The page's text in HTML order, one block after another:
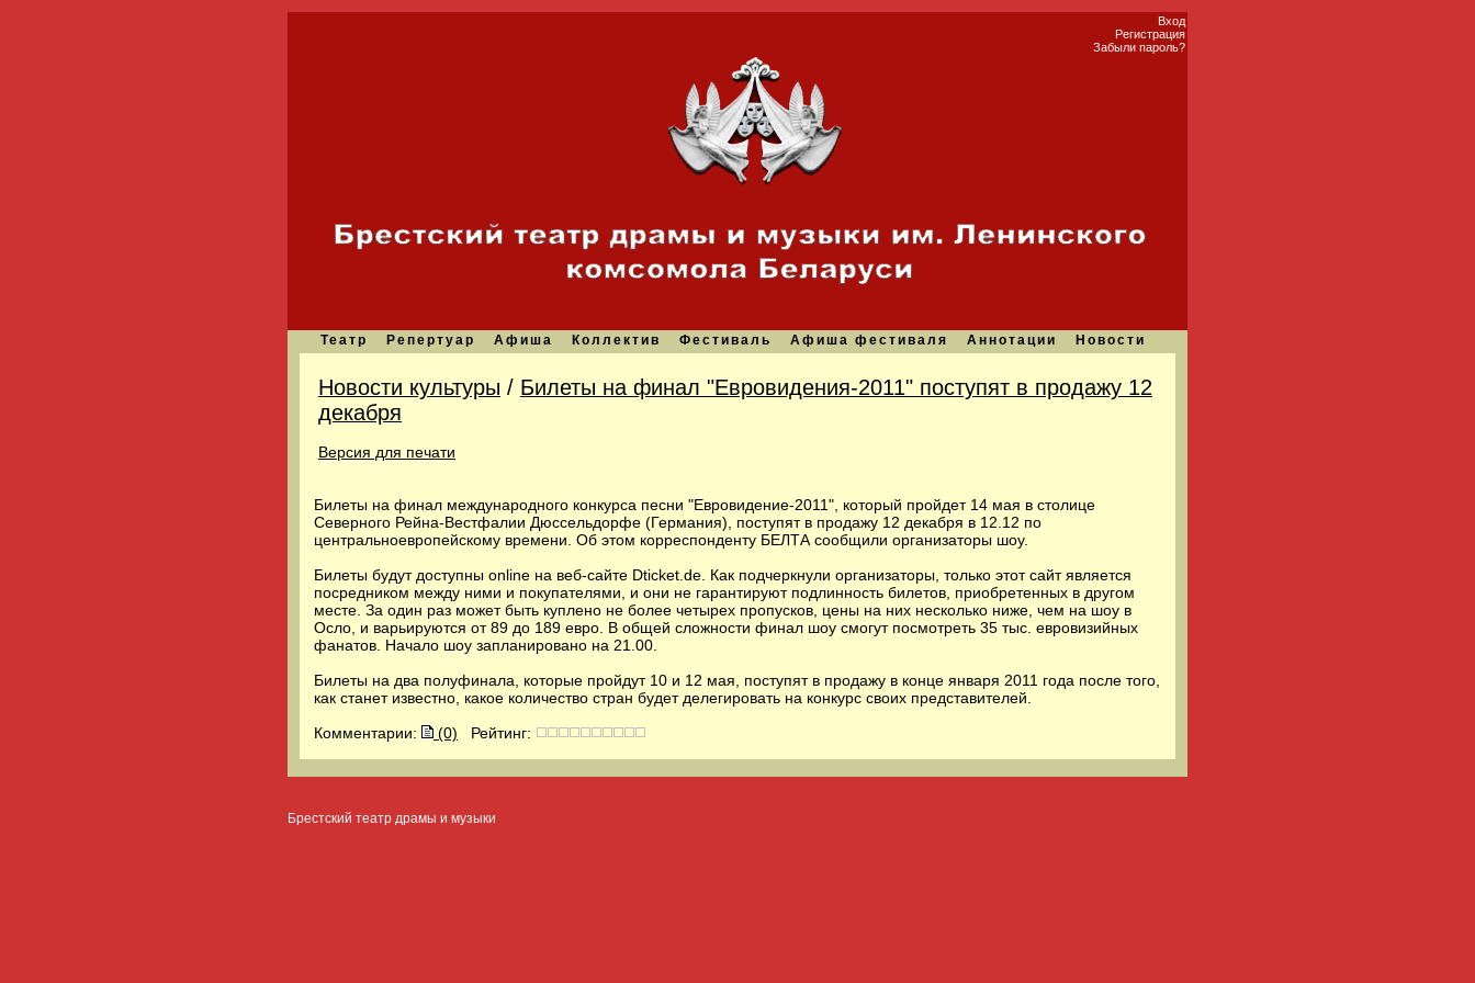
Вход
Регистрация
Забыли пароль?
Театр Репертуар Афиша Коллектив Фестиваль Афиша фестиваля Аннотации Новости
Новости культуры / Билеты на финал "Евровидения-2011" поступят в продажу 12
декабря
Версия для печати
Билеты на финал международного конкурса песни "Евровидение-2011", который пройдет 14 мая в столице
Северного Рейна-Вестфалии Дюссельдорфе (Германия), поступят в продажу 12 декабря в 12.12 по
центральноевропейскому времени. Об этом корреспонденту БЕЛТА сообщили организаторы шоу.
Билеты будут доступны online на веб-сайте Dticket.de. Как подчеркнули организаторы, только этот сайт является
посредником между ними и покупателями, и они не гарантируют подлинность билетов, приобретенных в другом
месте. За один раз может быть куплено не более четырех пропусков, цены на них несколько ниже, чем на шоу в
Осло, и варьируются от 89 до 189 евро. В общей сложности финал шоу смогут посмотреть 35 тыс. евровизийных
фанатов. Начало шоу запланировано на 21.00.
Билеты на два полуфинала, которые пройдут 10 и 12 мая, поступят в продажу в конце января 2011 года после того,
как станет известно, какое количество стран будет делегировать на конкурс своих представителей.
Комментарии:
(0) Рейтинг:
Брестский театр драмы и музыки